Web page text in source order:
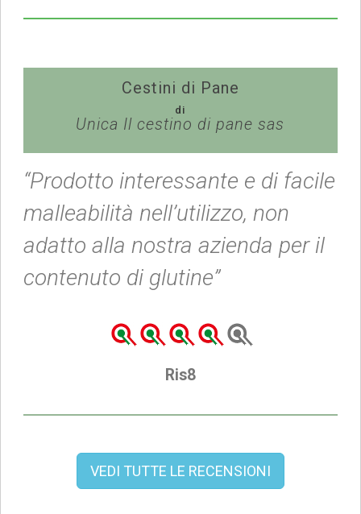
Cestini di Pane
di
Unica Il cestino di pane sas
“Prodotto interessante e di facile
malleabilità nell’utilizzo, non
adatto alla nostra azienda per il
contenuto di glutine”
Ris8
VEDI TUTTE LE RECENSIONI